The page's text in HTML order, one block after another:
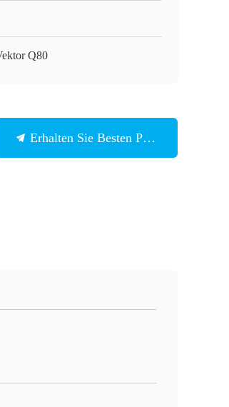
Q80
Erhalten Sie Besten Preis